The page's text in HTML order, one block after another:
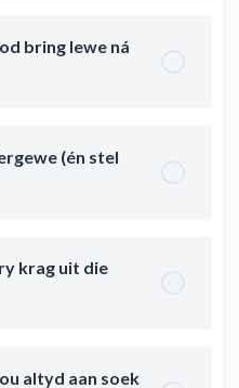
bring lewe ná
(én stel
krag uit die
altyd aan soek